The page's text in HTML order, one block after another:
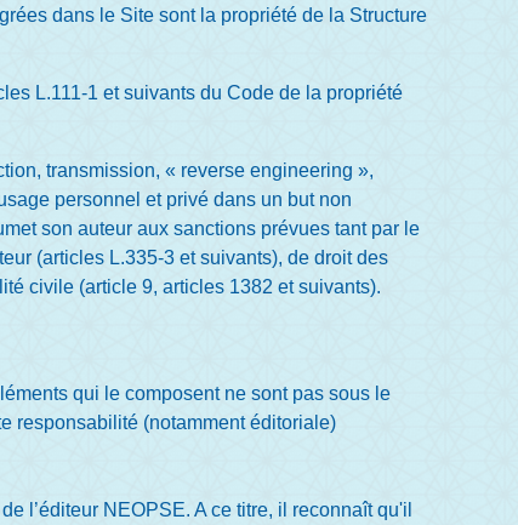
dans le Site sont la propriété de la Structure
L.111-1 et suivants du Code de la propriété
transmission, « reverse engineering »,
personnel et privé dans un but non
son auteur aux sanctions prévues tant par le
(articles L.335-3 et suivants), de droit des
civile (article 9, articles 1382 et suivants).
qui le composent ne sont pas sous le
responsabilité (notamment éditoriale)
l’éditeur NEOPSE. A ce titre, il reconnaît qu'il